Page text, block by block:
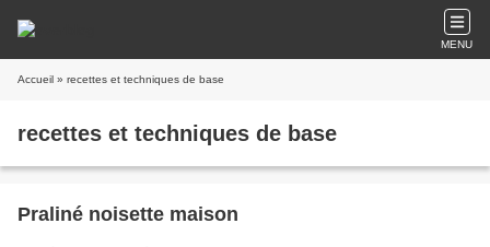
MENU
Accueil » recettes et techniques de base
recettes et techniques de base
Praliné noisette maison